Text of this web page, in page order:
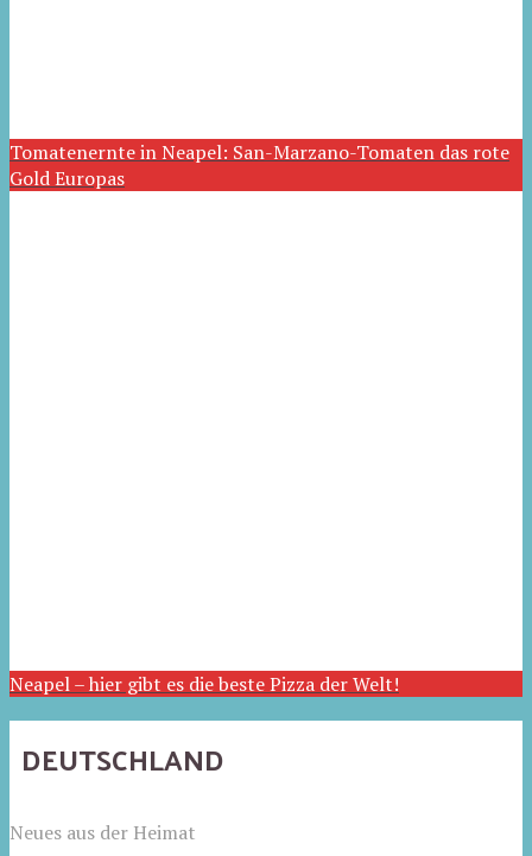
Tomatenernte in Neapel: San-Marzano-Tomaten das rote
Gold Europas
Neapel – hier gibt es die beste Pizza der Welt!
DEUTSCHLAND
Neues aus der Heimat